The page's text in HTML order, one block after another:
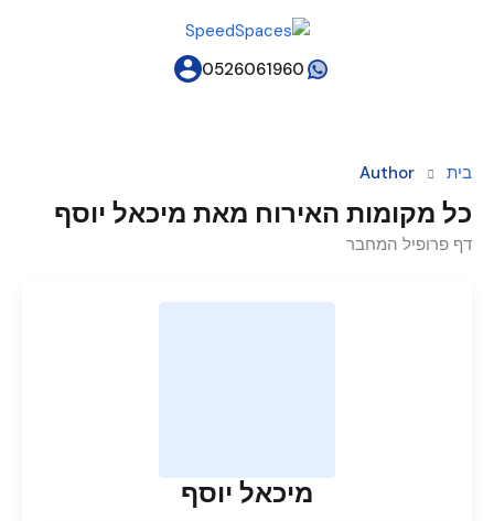
0526061960
בית Author
כל מקומות האירוח מאת מיכאל יוסף
דף פרופיל המחבר
מיכאל יוסף